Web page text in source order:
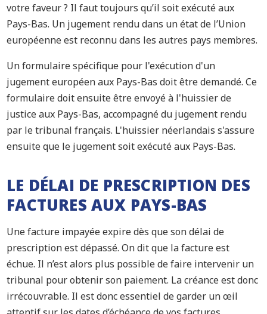
votre faveur ? Il faut toujours qu’il soit exécuté aux
Pays-Bas. Un jugement rendu dans un état de l’Union
européenne est reconnu dans les autres pays membres.
Un formulaire spécifique pour l'exécution d'un
jugement européen aux Pays-Bas doit être demandé. Ce
formulaire doit ensuite être envoyé à l'huissier de
justice aux Pays-Bas, accompagné du jugement rendu
par le tribunal français. L'huissier néerlandais s'assure
ensuite que le jugement soit exécuté aux Pays-Bas.
LE DÉLAI DE PRESCRIPTION DES
FACTURES AUX PAYS-BAS
Une facture impayée expire dès que son délai de
prescription est dépassé. On dit que la facture est
échue. Il n’est alors plus possible de faire intervenir un
tribunal pour obtenir son paiement. La créance est donc
irrécouvrable. Il est donc essentiel de garder un œil